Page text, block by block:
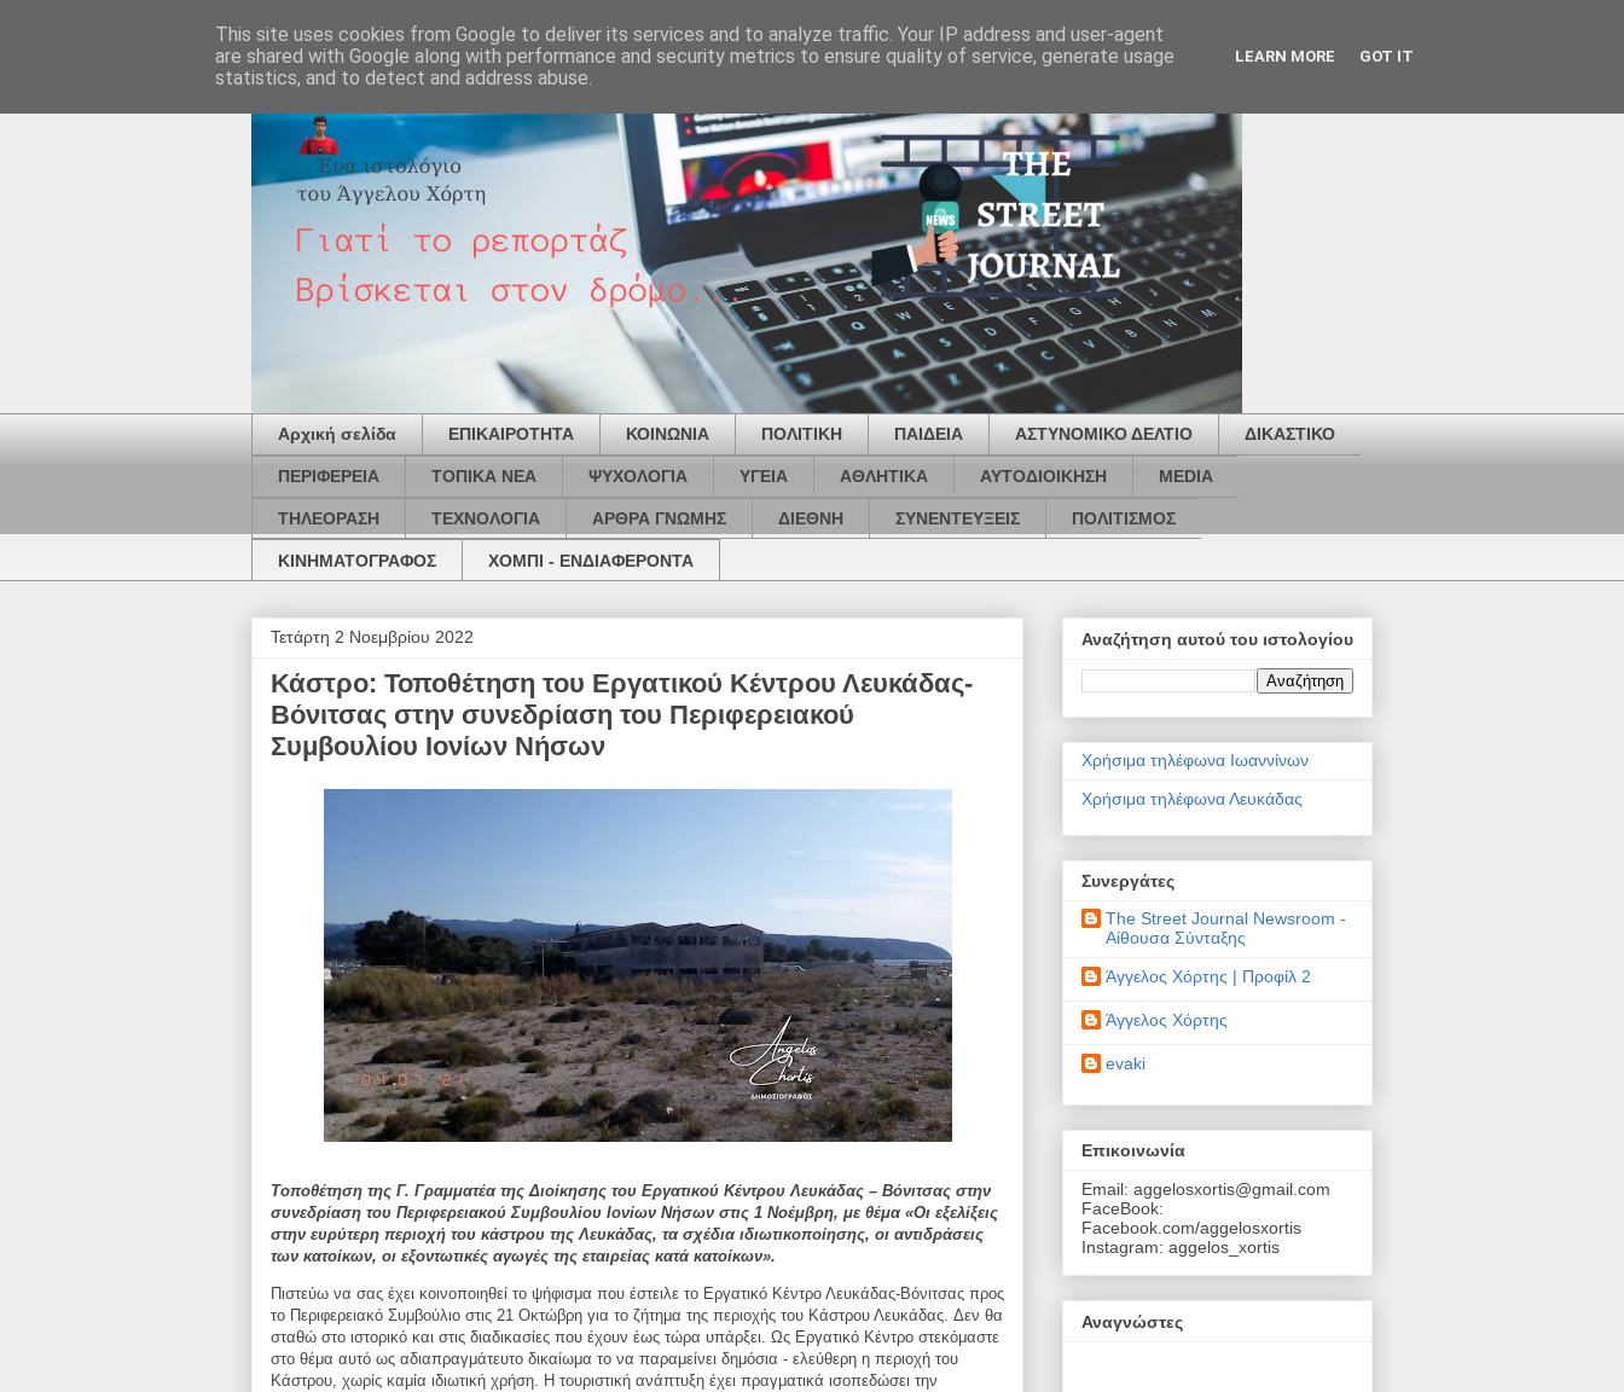
Αρχική σελίδα ΕΠΙΚΑΙΡΟΤΗΤΑ ΚΟΙΝΩΝΙΑ ΠΟΛΙΤΙΚΗ ΠΑΙΔΕΙΑ ΑΣΤΥΝΟΜΙΚΟ ΔΕΛΤΙΟ ΔΙΚΑΣΤΙΚΟ
ΠΕΡΙΦΕΡΕΙΑ ΤΟΠΙΚΑ ΝΕΑ ΨΥΧΟΛΟΓΙΑ ΥΓΕΙΑ ΑΘΛΗΤΙΚΑ ΑΥΤΟΔΙΟΙΚΗΣΗ MEDIA
ΤΗΛΕΟΡΑΣΗ ΤΕΧΝΟΛΟΓΙΑ ΑΡΘΡΑ ΓΝΩΜΗΣ ΔΙΕΘΝΗ ΣΥΝΕΝΤΕΥΞΕΙΣ ΠΟΛΙΤΙΣΜΟΣ
ΚΙΝΗΜΑΤΟΓΡΑΦΟΣ ΧΟΜΠΙ - ΕΝΔΙΑΦΕΡΟΝΤΑ
Τετάρτη 2 Νοεμβρίου 2022
Κάστρο: Τοποθέτηση του Εργατικού Κέντρου Λευκάδας-
Βόνιτσας στην συνεδρίαση του Περιφερειακού
Συμβουλίου Ιονίων Νήσων
Τοποθέτηση της Γ. Γραμματέα της Διοίκησης του Εργατικού Κέντρου Λευκάδας – Βόνιτσας στην
συνεδρίαση του Περιφερειακού Συμβουλίου Ιονίων Νήσων στις 1 Νοέμβρη, με θέμα «Οι εξελίξεις
στην ευρύτερη περιοχή του κάστρου της Λευκάδας, τα σχέδια ιδιωτικοποίησης, οι αντιδράσεις
των κατοίκων, οι εξοντωτικές αγωγές της εταιρείας κατά κατοίκων».
Πιστεύω να σας έχει κoινοποιηθεί το ψήφισμα που έστειλε το Εργατικό Κέντρο Λευκάδας-Βόνιτσας προς
το Περιφερειακό Συμβούλιο στις 21 Οκτώβρη για το ζήτημα της περιοχής του Κάστρου Λευκάδας. Δεν θα
σταθώ στο ιστορικό και στις διαδικασίες που έχουν έως τώρα υπάρξει. Ως Εργατικό Κέντρο στεκόμαστε
στο θέμα αυτό ως αδιαπραγμάτευτο δικαίωμα το να παραμείνει δημόσια - ελεύθερη η περιοχή του
Κάστρου, χωρίς καμία ιδιωτική χρήση. Η τουριστική ανάπτυξη έχει πραγματικά ισοπεδώσει την
Αναζήτηση αυτού του ιστολογίου
Χρήσιμα τηλέφωνα Ιωαννίνων
Χρήσιμα τηλέφωνα Λευκάδας
Συνεργάτες
The Street Journal Newsroom -
Αίθουσα Σύνταξης
Άγγελος Χόρτης | Προφίλ 2
Άγγελος Χόρτης
evaki
Επικοινωνία
Email: aggelosxortis@gmail.com
FaceBook:
Facebook.com/aggelosxortis
Instagram: aggelos_xortis
Αναγνώστες
This site uses cookies from Google to deliver its services and to analyze traffic. Your IP address and user-agent
are shared with Google along with performance and security metrics to ensure quality of service, generate usage
statistics, and to detect and address abuse.
LEARN MORE GOT IT